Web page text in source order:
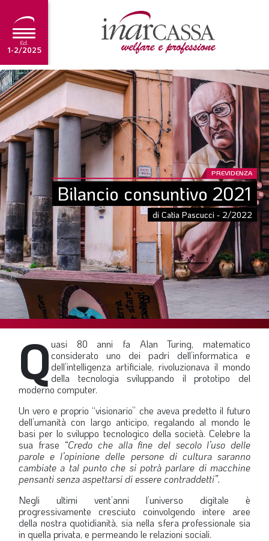
Ed.
1-2/2025
NEWS
EDITORIALE
TUTORIAL
SCADENZARIO
ARCHIVIO
Ultima edizione
1-2/2025
SOMMARIO
EDITORIALE
PREVIDENZA
FOCUS
PROFESSIONE
TERZA PAGINA
LE FOTO DEL FIL ROUGE
IN QUESTO NUMERO
SCENARIO ECONOMICO
SPAZIO APERTO
GOVERNANCE
FONDAZIONE
ASSOCIAZIONI
PREVIDENZA
Bilancio consuntivo 2021
di Catia Pascucci - 2/2022
Quasi 80 anni fa Alan Turing, matematico
considerato uno dei padri dell’informatica e
dell’intelligenza artificiale, rivoluzionava il mondo
della tecnologia sviluppando il prototipo del
moderno computer.
Un vero e proprio “visionario” che aveva predetto il futuro
dell’umanità con largo anticipo, regalando al mondo le
basi per lo sviluppo tecnologico della società. Celebre la
sua frase “Credo che alla fine del secolo l’uso delle
parole e l’opinione delle persone di cultura saranno
cambiate a tal punto che si potrà parlare di macchine
pensanti senza aspettarsi di essere contraddetti”.
Negli ultimi vent’anni l’universo digitale è
progressivamente cresciuto coinvolgendo intere aree
della nostra quotidianità, sia nella sfera professionale sia
in quella privata, e permeando le relazioni sociali.